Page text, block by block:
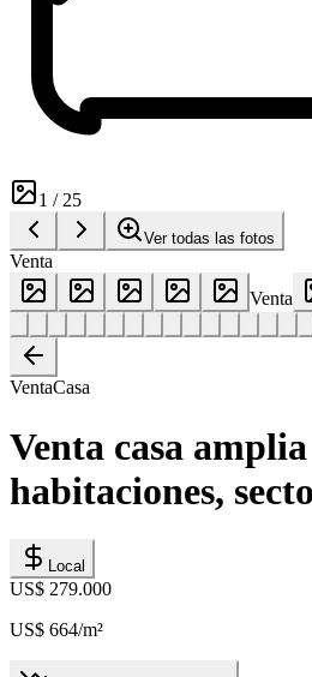
1 /25
Ver todas las fotos
Venta
Venta
VentaCasa
Venta casa
habitaciones,
Local
US$ 279.000
US$ 664/m²